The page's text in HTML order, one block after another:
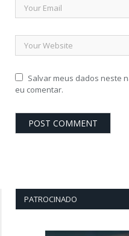
Salvar meus dados neste
eu comentar.
PATROCINADO